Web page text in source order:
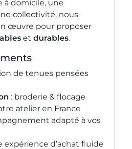
à domicile, une
collectivité, nous
œuvre pour proposer
et durables.
de tenues pensées
: broderie & flocage
atelier en France
adapté à vos
expérience d’achat fluide